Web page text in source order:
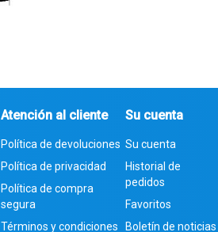
Atención al cliente
Política de devoluciones
Política de privacidad
Política de compra
segura
Términos y condiciones
Su cuenta
Su cuenta
Historial de
pedidos
Favoritos
Boletín de noticias